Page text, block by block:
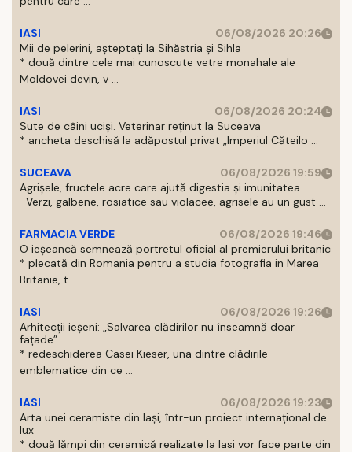
IASI
06/08/2026 20:26
Mii de pelerini, așteptați la Sihăstria și Sihla
* două dintre cele mai cunoscute vetre monahale ale
Moldovei devin, v ...
IASI
06/08/2026 20:24
Sute de câini uciși. Veterinar reținut la Suceava
* ancheta deschisă la adăpostul privat „Imperiul Căteilo ...
SUCEAVA
06/08/2026 19:59
Agrișele, fructele acre care ajută digestia și imunitatea
Verzi, galbene, rosiatice sau violacee, agrisele au un gust ...
FARMACIA VERDE
06/08/2026 19:46
O ieșeancă semnează portretul oficial al premierului britanic
* plecată din Romania pentru a studia fotografia in Marea
Britanie, t ...
IASI
06/08/2026 19:26
Arhitecții ieșeni: „Salvarea clădirilor nu înseamnă doar
fațade”
* redeschiderea Casei Kieser, una dintre clădirile
emblematice din ce ...
IASI
06/08/2026 19:23
Arta unei ceramiste din Iași, într-un proiect internațional de
lux
* două lămpi din ceramică realizate la Iasi vor face parte din